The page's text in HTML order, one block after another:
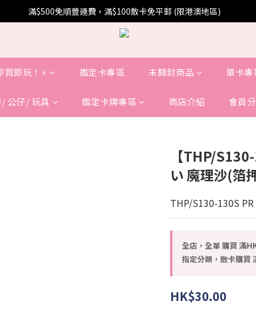
滿$500免順豐運費，滿$100散卡免平郵 (限港澳地區)
買即玩！⚡️ 鑑定卡專區 未開封商品 單卡專
公仔/ 玩具 鑑定卡牌專區 商店介紹 會員
【THP/
い 魔理沙(箔
THP/S130-130S PR
全店，全單 購買 滿
指定分類，散卡購買
HK$30.00